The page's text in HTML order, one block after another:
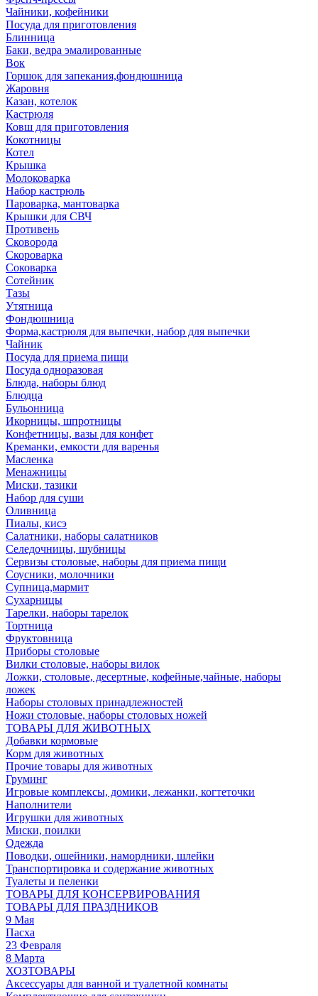
Чайники, кофейники
Посуда для приготовления
Блинница
Баки, ведра эмалированные
Вок
Горшок для запекания,фондюшница
Жаровня
Казан, котелок
Кастрюля
Ковш для приготовления
Кокотницы
Котел
Крышка
Молоковарка
Набор кастрюль
Пароварка, мантоварка
Крышки для СВЧ
Противень
Сковорода
Скороварка
Соковарка
Сотейник
Тазы
Утятница
Фондюшница
Форма,кастрюля для выпечки, набор для выпечки
Чайник
Посуда для приема пищи
Посуда одноразовая
Блюда, наборы блюд
Блюдца
Бульонница
Икорницы, шпротницы
Конфетницы, вазы для конфет
Креманки, емкости для варенья
Масленка
Менажницы
Миски, тазики
Набор для суши
Оливница
Пиалы, кисэ
Салатники, наборы салатников
Селедочницы, шубницы
Сервизы столовые, наборы для приема пищи
Соусники, молочники
Супница,мармит
Сухарницы
Тарелки, наборы тарелок
Тортница
Фруктовница
Приборы столовые
Вилки столовые, наборы вилок
Ложки, столовые, десертные, кофейные,чайные, наборы
ложек
Наборы столовых принадлежностей
Ножи столовые, наборы столовых ножей
ТОВАРЫ ДЛЯ ЖИВОТНЫХ
Добавки кормовые
Корм для животных
Прочие товары для животных
Груминг
Игровые комплексы, домики, лежанки, когтеточки
Наполнители
Игрушки для животных
Миски, поилки
Одежда
Поводки, ошейники, намордники, шлейки
Транспортировка и содержание животных
Туалеты и пеленки
ТОВАРЫ ДЛЯ КОНСЕРВИРОВАНИЯ
ТОВАРЫ ДЛЯ ПРАЗДНИКОВ
9 Мая
Пасха
23 Февраля
8 Марта
ХОЗТОВАРЫ
Аксессуары для ванной и туалетной комнаты